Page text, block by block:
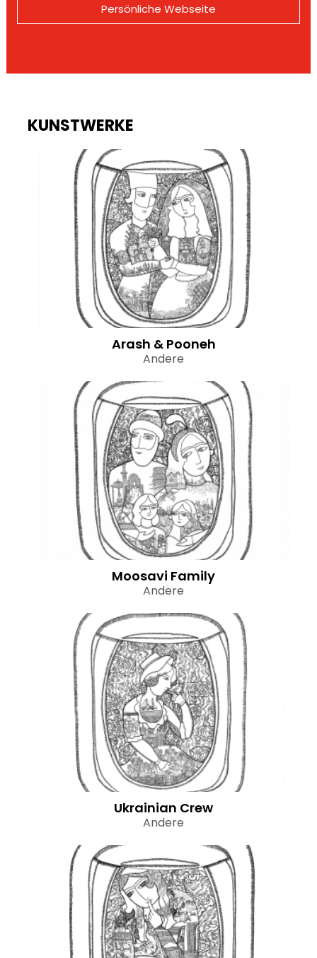
Persönliche Webseite
KUNSTWERKE
Arash & Pooneh
Andere
Moosavi Family
Andere
Ukrainian Crew
Andere